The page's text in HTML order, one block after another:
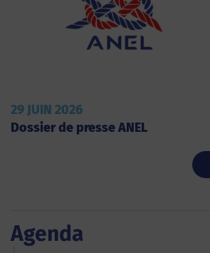
29 JUIN 2026
Dossier de presse ANEL
Agenda